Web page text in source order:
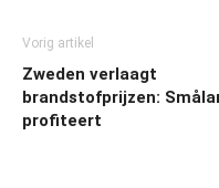
Vorig artikel
Zweden verlaagt
brandstofprijzen:
profiteert